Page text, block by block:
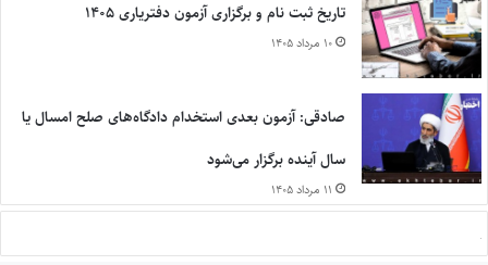
تاریخ ثبت نام و برگزاری آزمون دفتریاری ۱۴۰۵
۱۰ مرداد ۱۴۰۵
صادقی: آزمون بعدی استخدام دادگاه‌های صلح امسال یا
سال آینده برگزار می‌شود
۱۱ مرداد ۱۴۰۵